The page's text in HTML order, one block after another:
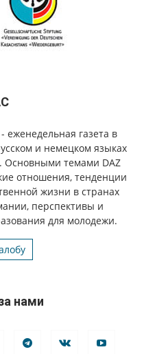
еженедельная газета в
и немецком языках
Основными темами DAZ
отношения, тенденции
жизни в странах
перспективы и
для молодежи.
нами